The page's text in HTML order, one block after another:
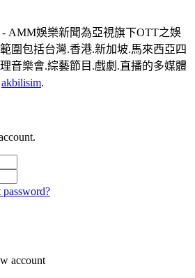
- AMM娛樂新聞為亞視旗下OTT之娛
圍包括台灣.香港.新加坡.馬來西亞四
音樂會.綜藝節目.戲劇.直播的多媒體
akbilisim.
password?
account